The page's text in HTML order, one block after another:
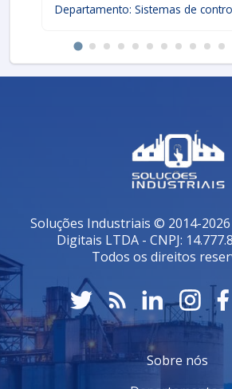
Departamento: Sistemas de
Soluções Industriais © 2014-2026
Digitais LTDA - CNPJ:
Todos os direitos
Sobre nós